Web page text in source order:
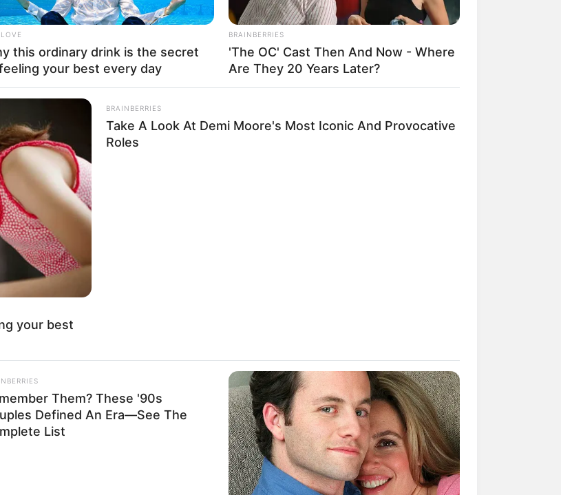
VOTE
Radio
Talent
TELEGRAM
TikToker dan VO Talent yang berasal
tersebut menjadi viral pada tahun
dirinya bukanlah orang di balik iklan
iklan.
Dreamers yang stasiunnya terletak di
Serem! 9 Chat Ojek Online &
Pelanggan Ini Bikin Auto
Anti Mainstream, 10 Cara
Membawa Barang Belanjaan
Versi Warga Thailand
this ordinary drink is the secret
your best every day
BRAINBERRIES
'The OC' Cast Then And Now - Where
Are They 20 Years Later?
your best
BRAINBERRIES
Take A Look At Demi Moore's Most Iconic And Provocative
Roles
Them? These '90s
Defined An Era—See The
List